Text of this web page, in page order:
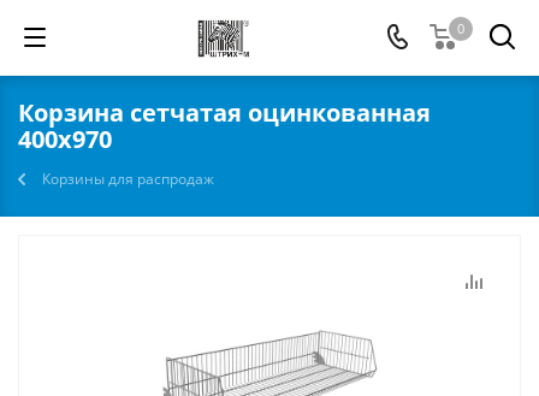
0
Корзина сетчатая оцинкованная
400х970
Корзины для распродаж